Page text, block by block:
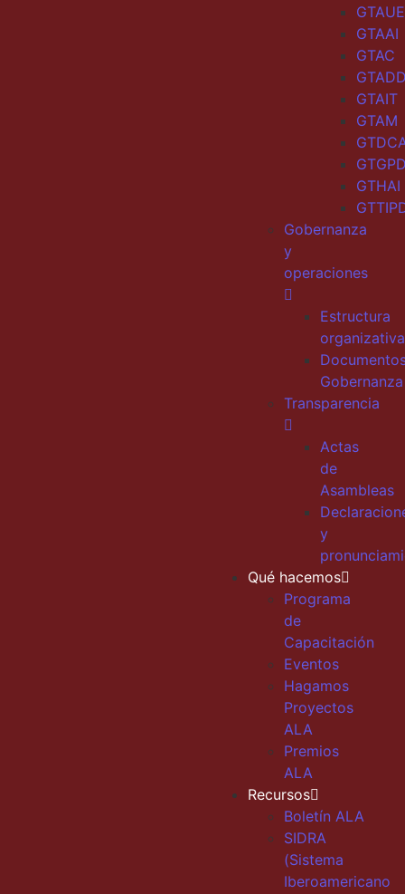
GTAAI
GTAC
GTAIT
GTAM
GTHAI
Gobernanza
y
operaciones
Estructura
organizativa
Gobernanza
Transparencia
Actas
de
Asambleas
y
Qué hacemos
Programa
de
Capacitación
Eventos
Hagamos
Proyectos
ALA
Premios
ALA
Recursos
Boletín ALA
SIDRA
(Sistema
Iberoamericano